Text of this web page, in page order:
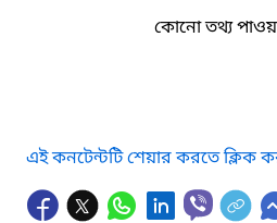
কোনো তথ্য
এই কনটেন্টটি শেয়ার করতে ক্লিক